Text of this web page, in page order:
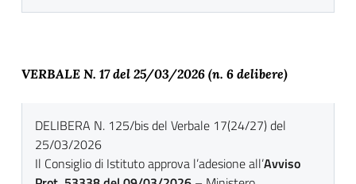
VERBALE N. 17 del 25/03/2026 (n. 6 delibere)
DELIBERA N. 125/bis del Verbale 17(24/27) del
25/03/2026
Il Consiglio di Istituto approva l’adesione all’Avviso